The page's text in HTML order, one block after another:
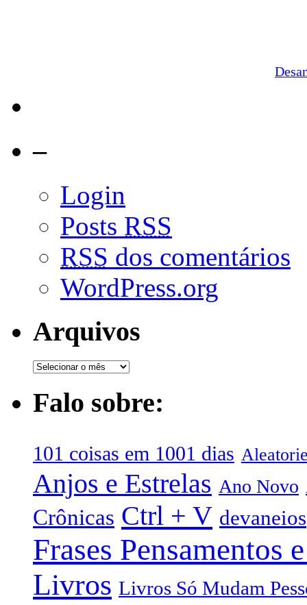
–
Login
Posts RSS
RSS dos comentários
WordPress.org
Arquivos
Falo sobre:
101 coisas em 1001 dias
Anjos e Estrelas Ano Novo
Crônicas Ctrl + V devaneios
Frases Pensamentos
Livros Livros Só Mudam